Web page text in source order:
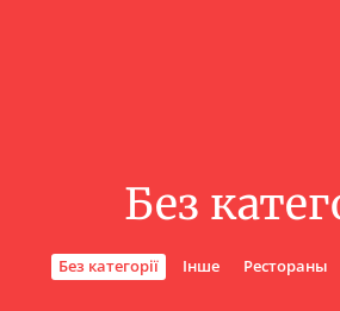
Без
Без категорії Інше Рестораны